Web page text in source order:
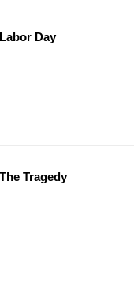
Day
Tragedy